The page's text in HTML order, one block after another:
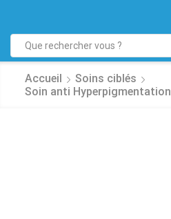
Accueil
Soins ciblés
Soin anti Hyperpigmentation